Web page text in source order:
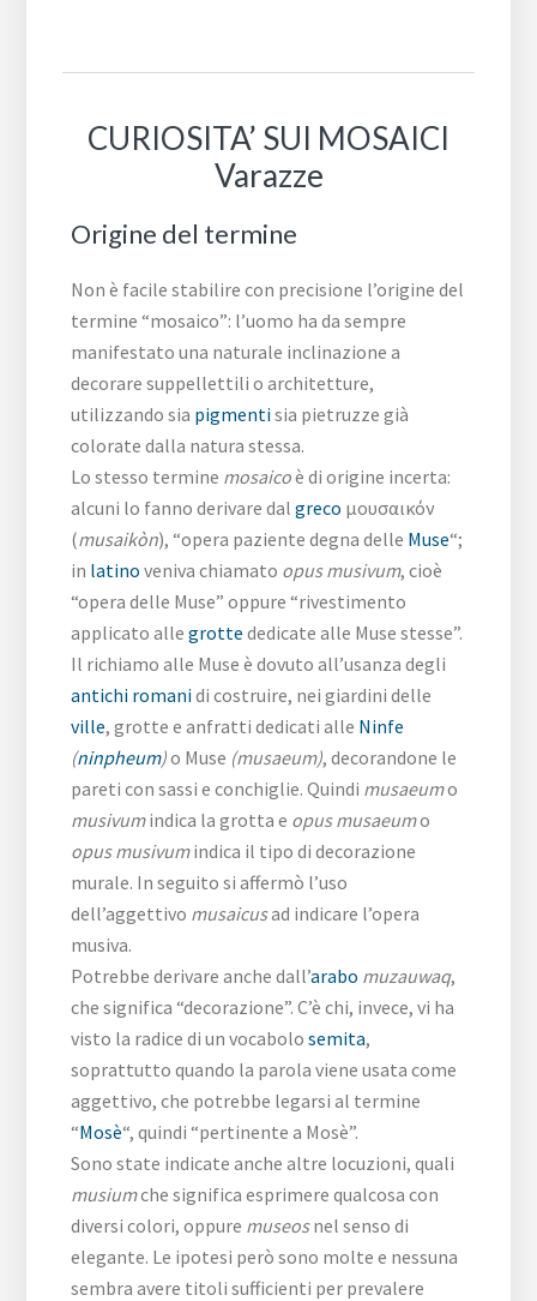
CURIOSITA’ SUI MOSAICI
Varazze
Origine del termine
Non è facile stabilire con precisione l’origine del
termine “mosaico”: l’uomo ha da sempre
manifestato una naturale inclinazione a
decorare suppellettili o architetture,
utilizzando sia pigmentisia pietruzze già
colorate dalla natura stessa.
Lo stesso termine mosaicoè di origine incerta:
alcuni lo fanno derivare dalgreco μουσαικόν
(musaikòn), “opera paziente degna delle Muse“;
in latino veniva chiamato opus musivum, cioè
“opera delle Muse” oppure “rivestimento
applicato allegrotte dedicate alle Muse stesse”.
Il richiamo alle Muse è dovuto all’usanza degli
antichi romanidi costruire, nei giardini delle
ville, grotte e anfratti dedicati alle Ninfe
(ninpheum)o Muse (musaeum), decorandone le
pareti con sassi e conchiglie. Quindi musaeumo
musivumindica la grotta e opus musaeumo
opus musivumindica il tipo di decorazione
murale. In seguito si affermò l’uso
dell’aggettivo musaicusad indicare l’opera
musiva.
Potrebbe derivare anche dall’arabo muzauwaq,
che significa “decorazione”. C’è chi, invece, vi ha
visto la radice di un vocabolosemita,
soprattutto quando la parola viene usata come
aggettivo, che potrebbe legarsi al termine
“Mosè“, quindi “pertinente a Mosè”.
Sono state indicate anche altre locuzioni, quali
musiumche significa esprimere qualcosa con
diversi colori, oppure museosnel senso di
elegante. Le ipotesi però sono molte e nessuna
sembra avere titoli sufficienti per prevalere